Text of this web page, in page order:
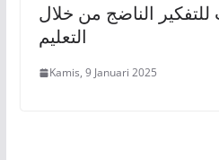
الناضج من خلال
التعليم
Kamis, 9 Januari 2025